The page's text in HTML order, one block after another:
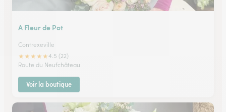
A Fleur de Pot
Contrexeville
★★★★★4.5 (22)
Route du Neufchâteau
Voir la boutique